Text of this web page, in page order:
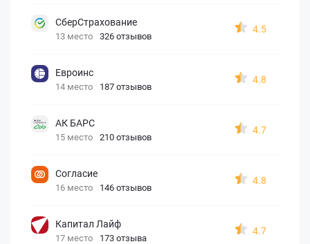
СберСтрахование
13 место 326 отзывов
4.5
Евроинс
14 место 187 отзывов
4.8
АК БАРС
15 место 210 отзывов
4.7
Согласие
16 место 146 отзывов
4.8
Капитал Лайф
17 место 173 отзыва
4.7